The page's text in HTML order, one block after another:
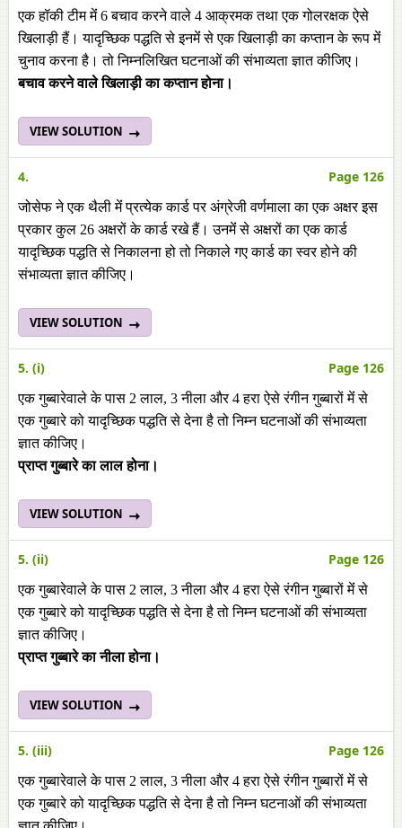
एक हॉकी टीम मेंं 6 बचाव करने वाले 4 आक्रमक तथा एक गोलरक्षक ऐसे
खिलाड़ी हैं। यादृच्छिक पद्धति से इनमेंं से एक खिलाड़ी का कप्तान के रूप मेंं
चुनाव करना है। तो निम्नलिखित घटनाओं की संभाव्यता ज्ञात कीजिए।
बचाव करने वाले खिलाड़ी का कप्तान होना।
VIEW SOLUTION
4. Page 126
जोसेफ ने एक थैली मेंं प्रत्येक कार्ड पर अंग्रेजी वर्णमाला का एक अक्षर इस
प्रकार कुल 26 अक्षरों के कार्ड रखे हैं। उनमेंं से अक्षरों का एक कार्ड
यादृच्छिक पद्धति से निकालना हो तो निकाले गए कार्ड का स्वर होने की
संभाव्यता ज्ञात कीजिए।
VIEW SOLUTION
5. (i) Page 126
एक गुब्बारेवाले के पास 2 लाल, 3 नीला और 4 हरा ऐसे रंगीन गुब्बारों मेंं से
एक गुब्बारे को यादृच्छिक पद्धति से देना है तो निम्न घटनाओं की संभाव्यता
ज्ञात कीजिए।
प्राप्त गुब्बारे का लाल होना।
VIEW SOLUTION
5. (ii) Page 126
एक गुब्बारेवाले के पास 2 लाल, 3 नीला और 4 हरा ऐसे रंगीन गुब्बारों मेंं से
एक गुब्बारे को यादृच्छिक पद्धति से देना है तो निम्न घटनाओं की संभाव्यता
ज्ञात कीजिए।
प्राप्त गुब्बारे का नीला होना।
VIEW SOLUTION
5. (iii) Page 126
एक गुब्बारेवाले के पास 2 लाल, 3 नीला और 4 हरा ऐसे रंगीन गुब्बारों मेंं से
एक गुब्बारे को यादृच्छिक पद्धति से देना है तो निम्न घटनाओं की संभाव्यता